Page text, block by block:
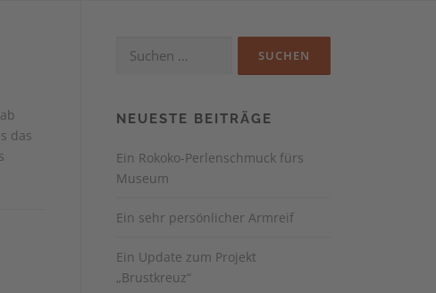
das
Suchen
nach:
NEUESTE BEITRÄGE
Ein Rokoko-Perlenschmuck fürs
Museum
Ein sehr persönlicher Armreif
Ein Update zum Projekt
„Brustkreuz“